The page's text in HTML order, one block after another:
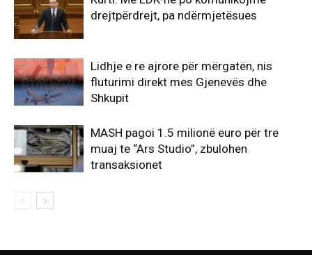
drejtpërdrejt, pa ndërmjetësues
Lidhje e re ajrore për mërgatën, nis
fluturimi direkt mes Gjenevës dhe
Shkupit
MASH pagoi 1.5 milionë euro për tre
muaj te “Ars Studio”, zbulohen
transaksionet